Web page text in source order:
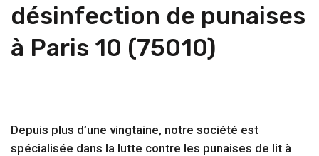
désinfection de punaises
à Paris 10 (75010)
Depuis plus d’une vingtaine, notre société est
spécialisée dans la lutte contre les punaises de lit à